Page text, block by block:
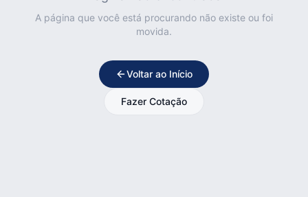
A página que você está procurando não existe ou foi
movida.
Voltar ao Início
Fazer Cotação